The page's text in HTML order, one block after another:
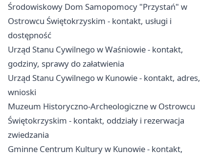
Środowiskowy Dom Samopomocy "Przystań" w
Ostrowcu Świętokrzyskim - kontakt, usługi i
dostępność
Urząd Stanu Cywilnego w Waśniowie - kontakt,
godziny, sprawy do załatwienia
Urząd Stanu Cywilnego w Kunowie - kontakt, adres,
wnioski
Muzeum Historyczno-Archeologiczne w Ostrowcu
Świętokrzyskim - kontakt, oddziały i rezerwacja
zwiedzania
Gminne Centrum Kultury w Kunowie - kontakt,